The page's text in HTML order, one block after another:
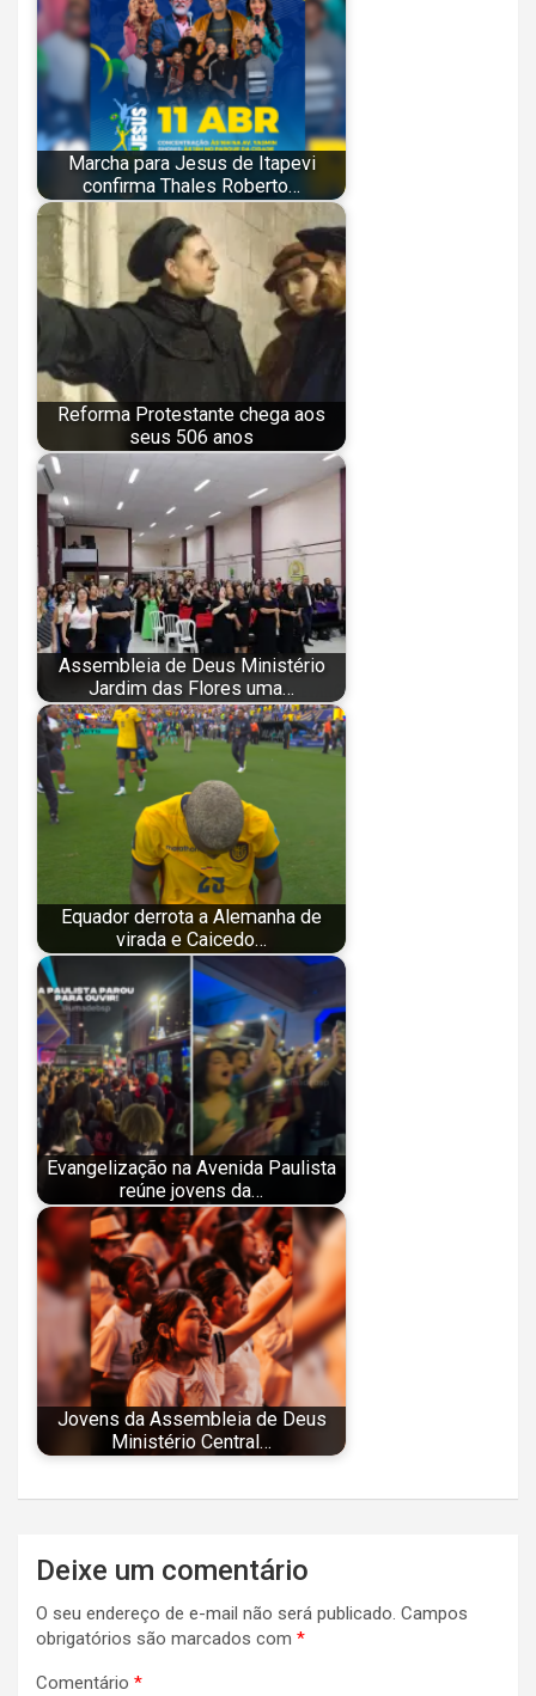
Marcha para Jesus de Itapevi
confirma Thales Roberto…
Reforma Protestante chega aos
seus 506 anos
Assembleia de Deus Ministério
Jardim das Flores uma…
Equador derrota a Alemanha de
virada e Caicedo…
Evangelização na Avenida Paulista
reúne jovens da…
Jovens da Assembleia de Deus
Ministério Central…
Navegação
de
Post
Deixe um comentário
O seu endereço de e-mail não será publicado. Campos
obrigatórios são marcados com *
Comentário *